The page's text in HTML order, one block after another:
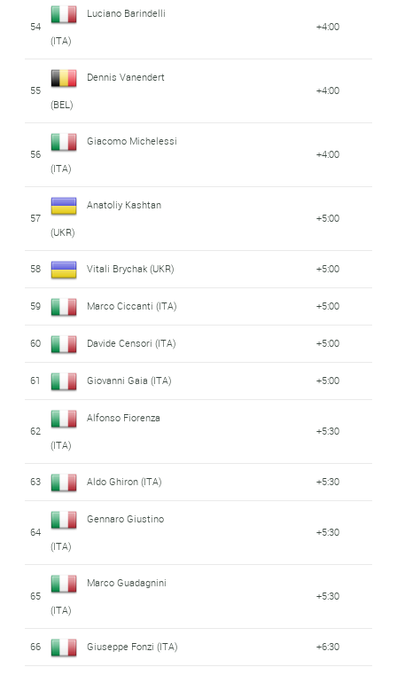
54
Luciano Barindelli
(ITA)
+4:00
55
Dennis Vanendert
(BEL)
+4:00
56
Giacomo Michelessi
(ITA)
+4:00
57
Anatoliy Kashtan
(UKR)
+5:00
58 Vitali Brychak (UKR) +5:00
59 Marco Ciccanti (ITA) +5:00
60 Davide Censori (ITA) +5:00
61 Giovanni Gaia (ITA) +5:00
62
Alfonso Fiorenza
(ITA)
+5:30
63 Aldo Ghiron (ITA) +5:30
64
Gennaro Giustino
(ITA)
+5:30
65
Marco Guadagnini
(ITA)
+5:30
66 Giuseppe Fonzi (ITA) +6:30